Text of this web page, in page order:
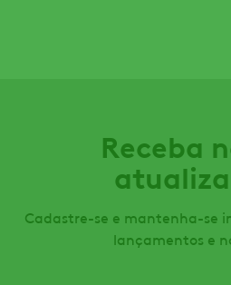
Receba
Cadastre-se e mantenha-se
lançamentos e